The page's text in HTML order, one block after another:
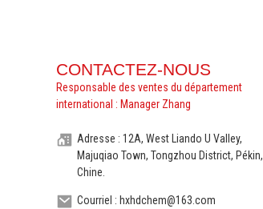
CONTACTEZ-NOUS
Responsable des ventes du département
international : Manager Zhang
Adresse : 12A, West Liando U Valley,
Majuqiao Town, Tongzhou District, Pékin,
Chine.
Courriel : hxhdchem@163.com